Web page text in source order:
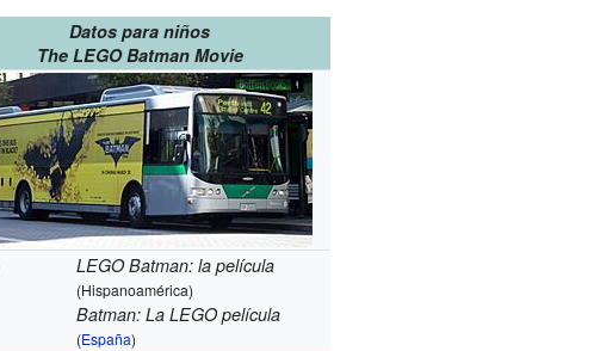
Datos para niños
The LEGO Batman Movie
LEGO Batman: la película
(Hispanoamérica)
Batman: La LEGO película
(España)